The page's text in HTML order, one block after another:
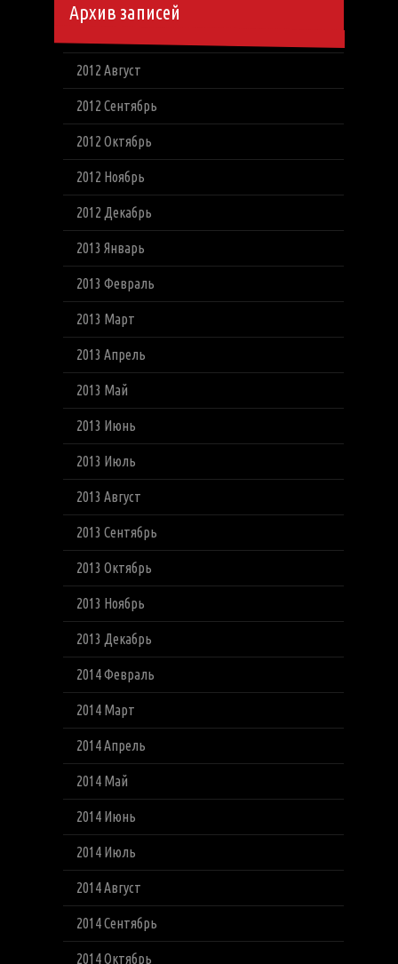
Архив записей
2012 Август
2012 Сентябрь
2012 Октябрь
2012 Ноябрь
2012 Декабрь
2013 Январь
2013 Февраль
2013 Март
2013 Апрель
2013 Май
2013 Июнь
2013 Июль
2013 Август
2013 Сентябрь
2013 Октябрь
2013 Ноябрь
2013 Декабрь
2014 Февраль
2014 Март
2014 Апрель
2014 Май
2014 Июнь
2014 Июль
2014 Август
2014 Сентябрь
2014 Октябрь